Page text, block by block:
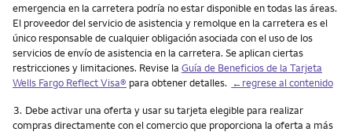
emergencia en la carretera podría no estar disponible en todas las áreas.
El proveedor del servicio de asistencia y remolque en la carretera es el
único responsable de cualquier obligación asociada con el uso de los
servicios de envío de asistencia en la carretera. Se aplican ciertas
restricciones y limitaciones. Revise la Guía de Beneficios de la Tarjeta
Wells Fargo Reflect Visa® para obtener detalles. ←regrese al contenido
Nota
3. Debe activar una oferta y usar su tarjeta elegible para realizar
compras directamente con el comercio que proporciona la oferta a más